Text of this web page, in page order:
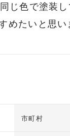
じ色で塗装
たいと思い
市町村